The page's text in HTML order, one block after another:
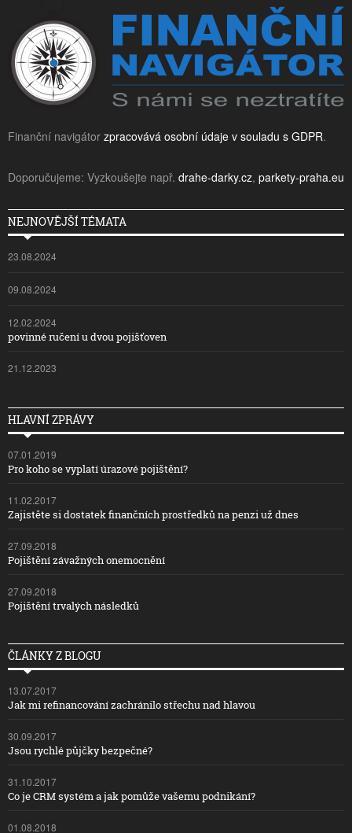
Finanční navigátor zpracovává osobní údaje v souladu s GDPR.
Doporučujeme: Vyzkoušejte např. drahe-darky.cz, parkety-praha.eu
NEJNOVĚJŠÍ TÉMATA
23.08.2024
09.08.2024
12.02.2024
povinné ručení u dvou pojišťoven
21.12.2023
HLAVNÍ ZPRÁVY
07.01.2019
Pro koho se vyplatí úrazové pojištění?
11.02.2017
Zajistěte si dostatek finančních prostředků na penzi už dnes
27.09.2018
Pojištění závažných onemocnění
27.09.2018
Pojištění trvalých následků
ČLÁNKY Z BLOGU
13.07.2017
Jak mi refinancování zachránilo střechu nad hlavou
30.09.2017
Jsou rychlé půjčky bezpečné?
31.10.2017
Co je CRM systém a jak pomůže vašemu podnikání?
01.08.2018